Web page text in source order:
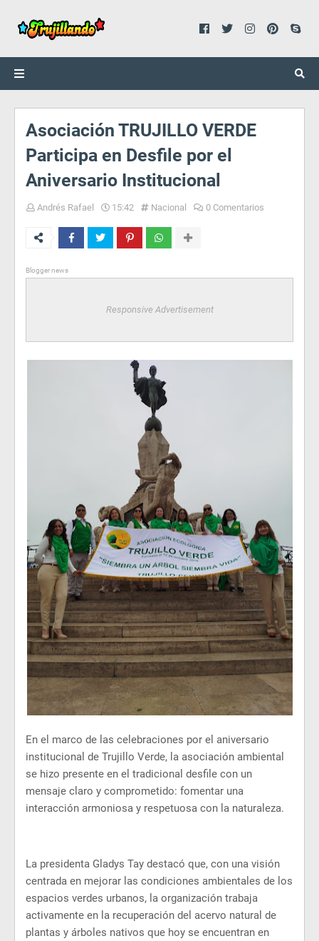
Asociación TRUJILLO VERDE
Participa en Desfile por el
Aniversario Institucional
Andrés Rafael 15:42 Nacional 0 Comentarios
Blogger news
Responsive Advertisement
En el marco de las celebraciones por el aniversario
institucional de Trujillo Verde, la asociación ambiental
se hizo presente en el tradicional desfile con un
mensaje claro y comprometido: fomentar una
interacción armoniosa y respetuosa con la naturaleza.
La presidenta Gladys Tay destacó que, con una visión
centrada en mejorar las condiciones ambientales de los
espacios verdes urbanos, la organización trabaja
activamente en la recuperación del acervo natural de
plantas y árboles nativos que hoy se encuentran en